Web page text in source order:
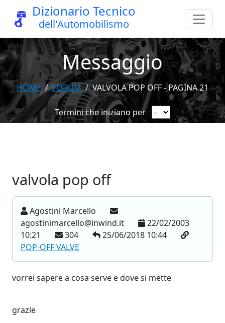
Dizionario Tecnico
dell'Automobilismo
Messaggio
HOME FORUM VALVOLA POP OFF - PAGINA 21
Termini che iniziano per
valvola pop off
Agostini Marcello
agostinimarcello@inwind.it
22/02/2003
10:21
304
25/06/2018 10:44
POP-OFF VALVE
vorrei sapere a cosa serve e dove si mette
grazie